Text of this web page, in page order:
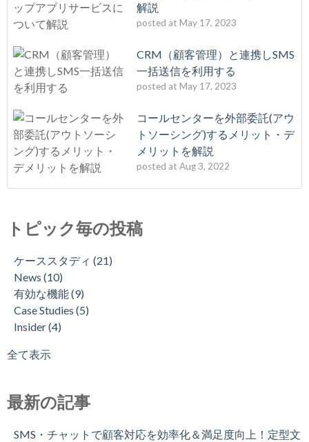
解説
posted at May 17, 2023
CRM（顧客管理）と連携しSMS
一括送信を利用する
posted at May 17, 2023
コールセンターを外部委託(アウ
トソーシング)するメリット・デ
メリットを解説
posted at Aug 3, 2022
トピック毎の投稿
ケーススタディ (21)
News (10)
有効な機能(9)
Case Studies (5)
Insider(4)
全て表示
最新の記事
SMS・チャットで顧客対応を効率化＆満足度向上！定型文